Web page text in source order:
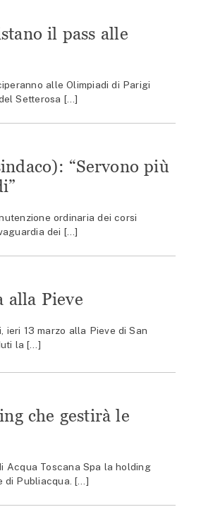
il pass alle
alle Olimpiadi di Parigi
Setterosa […]
“Servono più
ordinaria dei corsi
dei […]
alla Pieve
ieri 13 marzo alla Pieve di San
la […]
che gestirà le
Acqua Toscana Spa la holding
di Publiacqua. […]